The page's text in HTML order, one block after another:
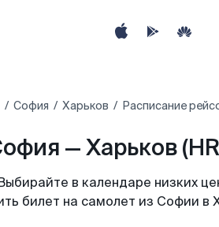
София Харьков Расписание
— Харьков
в календаре низких
билет на самолет из Софии в